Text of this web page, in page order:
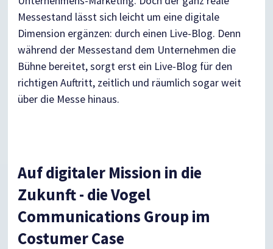
Messestand lässt sich leicht um eine digitale
Dimension ergänzen: durch einen Live-Blog. Denn
während der Messestand dem Unternehmen die
Bühne bereitet, sorgt erst ein Live-Blog für den
richtigen Auftritt, zeitlich und räumlich sogar weit
über die Messe hinaus.
Auf digitaler Mission in die
Zukunft - die Vogel
Communications Group im
Costumer Case